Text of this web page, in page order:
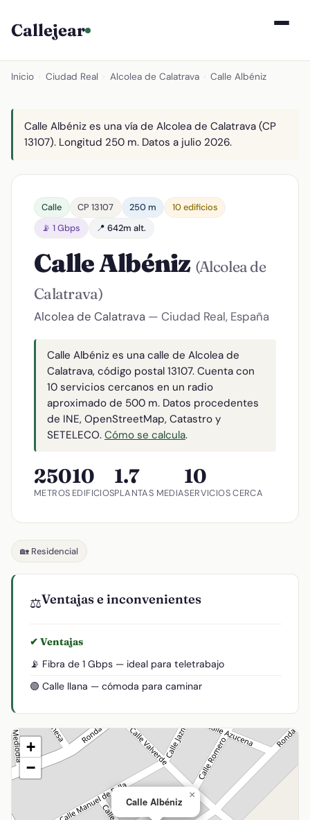
Callejear
Inicio Ciudad Real Alcolea de Calatrava Calle Albéniz
Calle Albéniz es una vía de Alcolea de Calatrava (CP
13107). Longitud 250 m. Datos a julio 2026.
Calle CP 13107 250 m
10 edificios
📡 1 Gbps
📍 642m alt.
Calle Albéniz (Alcolea de
Calatrava)
Alcolea de Calatrava — Ciudad Real, España
Calle Albéniz es una calle de Alcolea de
Calatrava, código postal 13107. Cuenta con
10 servicios cercanos en un radio
aproximado de 500 m. Datos procedentes
de INE, OpenStreetMap, Catastro y
SETELECO. Cómo se calcula.
250
METROS
10
EDIFICIOS
1.7
PLANTAS MEDIA
10
SERVICIOS CERCA
🏡 Residencial
⚖️Ventajas e inconvenientes
✔ Ventajas
📡 Fibra de 1 Gbps — ideal para teletrabajo
🟢 Calle llana — cómoda para caminar
Calle Albéniz
×
+
−